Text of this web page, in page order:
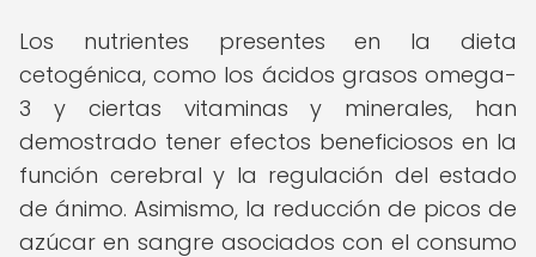
Los nutrientes presentes en la dieta
cetogénica, como los ácidos grasos omega-
3 y ciertas vitaminas y minerales, han
demostrado tener efectos beneficiosos en la
función cerebral y la regulación del estado
de ánimo. Asimismo, la reducción de picos de
azúcar en sangre asociados con el consumo